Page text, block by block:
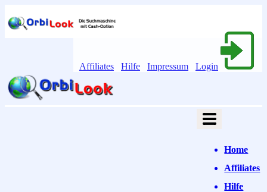
Affiliates Hilfe Impressum Login
Home
Affiliates
Hilfe